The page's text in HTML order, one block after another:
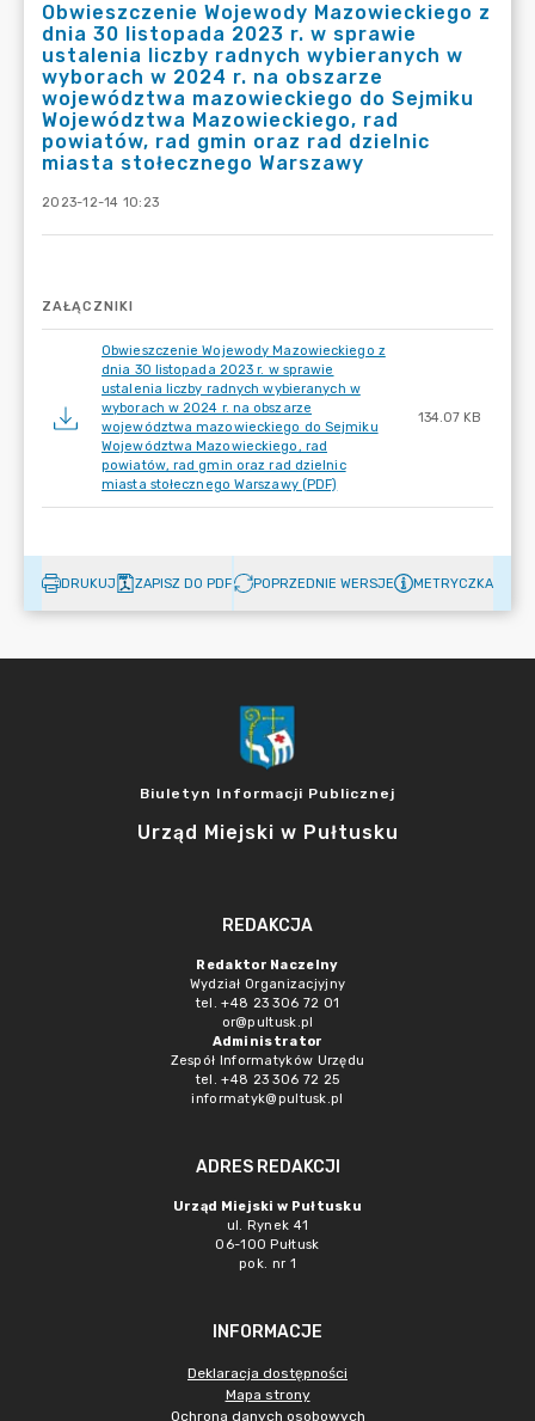
Obwieszczenie Wojewody Mazowieckiego z
dnia 30 listopada 2023 r. w sprawie
ustalenia liczby radnych wybieranych w
wyborach w 2024 r. na obszarze
województwa mazowieckiego do Sejmiku
Województwa Mazowieckiego, rad
powiatów, rad gmin oraz rad dzielnic
miasta stołecznego Warszawy
2023-12-14 10:23
ZAŁĄCZNIKI
Obwieszczenie Wojewody Mazowieckiego z
dnia 30 listopada 2023 r. w sprawie
ustalenia liczby radnych wybieranych w
wyborach w 2024 r. na obszarze
województwa mazowieckiego do Sejmiku
Województwa Mazowieckiego, rad
powiatów, rad gmin oraz rad dzielnic
miasta stołecznego Warszawy (PDF)
134.07 KB
DRUKUJ ZAPISZ DO PDF POPRZEDNIE WERSJE METRYCZKA
Biuletyn Informacji Publicznej
Urząd Miejski w Pułtusku
REDAKCJA
Redaktor Naczelny
Wydział Organizacjyjny
tel. +48 23 306 72 01
or@pultusk.pl
Administrator
Zespół Informatyków Urzędu
tel. +48 23 306 72 25
informatyk@pultusk.pl
ADRES REDAKCJI
Urząd Miejski w Pułtusku
ul. Rynek 41
06-100 Pułtusk
pok. nr 1
INFORMACJE
Deklaracja dostępności
Mapa strony
Ochrona danych osobowych